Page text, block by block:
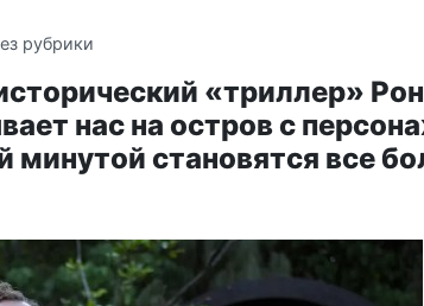
рубрики
«триллер»
нас на остров с
минутой становятся все